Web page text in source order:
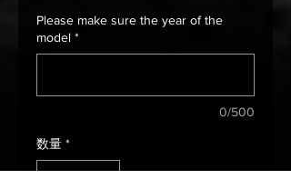
Please make sure the year of the
model *
0/500
数量 *